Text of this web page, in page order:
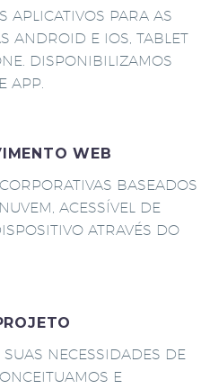
APLICATIVOS PARA AS
ANDROID E IOS, TABLET
DISPONIBILIZAMOS
APP.
WEB
BASEADOS
ACESSÍVEL DE
ATRAVÉS DO
NECESSIDADES DE
E